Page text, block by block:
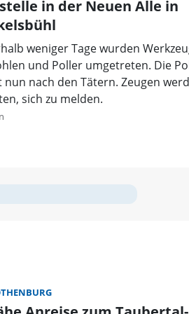
in der Neuen Alle in
weniger Tage wurden
und Poller umgetreten. Die
nun nach den Tätern. Zeugen
sich zu melden.